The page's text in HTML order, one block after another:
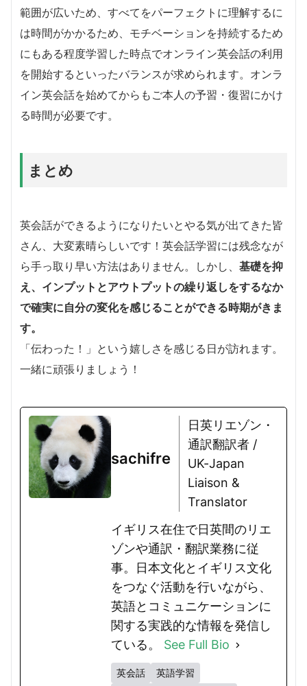
範囲が広いため、すべてをパーフェクトに理解するに
は時間がかかるため、モチベーションを持続するため
にもある程度学習した時点でオンライン英会話の利用
を開始するといったバランスが求められます。オンラ
イン英会話を始めてからもご本人の予習・復習にかけ
る時間が必要です。
まとめ
英会話ができるようになりたいとやる気が出てきた皆
さん、大変素晴らしいです！英会話学習には残念なが
ら手っ取り早い方法はありません。しかし、 基礎を抑
え、インプットとアウトプットの繰り返しをするなか
で確実に自分の変化を感じることができる時期がきま
す。
「伝わった！」という嬉しさを感じる日が訪れます。
一緒に頑張りましょう！
sachifre
日英リエゾン・
通訳翻訳者 /
UK-Japan
Liaison &
Translator
イギリス在住で日英間のリエ
ゾンや通訳・翻訳業務に従
事。日本文化とイギリス文化
をつなぐ活動を行いながら、
英語とコミュニケーションに
関する実践的な情報を発信し
ている。 See Full Bio
英会話
英語学習